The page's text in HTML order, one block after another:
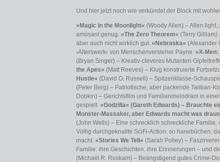
Und hier jetzt noch wie verkündet der Block mit
»Magic in the Moonlight« (Woody Allen) – Allen
amüsant genug. »The Zero Theorem« (Terry Gilliam)
aber auch nicht wirklich gut. »Nebraska« (Alexander
›Alterswerk‹ von Menschenversteher Payne. »X-
(Bryan Singer) – Kreativ-cleveres Mutanten-
the Apes« (Matt Reeves) – Klug konstruierte
Hustle« (David O. Russell) – Spitzenklasse-
(Peter Berg) – Patriotische, aber packende Taliban-
Dobkin) – Gerichtsfilm und Familienmelodram in
gespielt. »Godzilla« (Gareth Edwards) – Brauchte
Monster-Massaker, aber Edwards macht was
(John Wells) – Eine schrecklich schreckliche Familie.
Völlig durchgeknallte SciFi-Action: so hanebüchen,
macht. »Stories We Tell« (Sarah Polley) –
Familie: ihre Geschichten, ihre Erinnerungen – und
(Michaël R. Roskam) – Beängstigend gutes Crime-